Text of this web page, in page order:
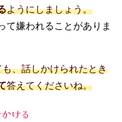
ようにしましょう。
て嫌われることがありま
、話しかけられたとき
答えてくださいね。
ける